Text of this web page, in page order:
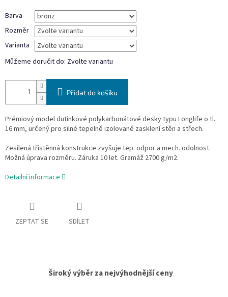
Barva
Rozměr
Varianta
Můžeme doručit do: Zvolte variantu
Přidat do košíku
Prémiový model dutinkové polykarbonátové desky typu Longlife o tl.
16 mm, určený pro silné tepelně izolované zasklení stěn a střech.
Zesílená třístěnná konstrukce zvyšuje tep. odpor a mech. odolnost.
Možná úprava rozměru. Záruka 10 let. Gramáž 2700 g/m2.
Detailní informace
ZEPTAT SE SDÍLET
Široký výběr za nejvýhodnější ceny